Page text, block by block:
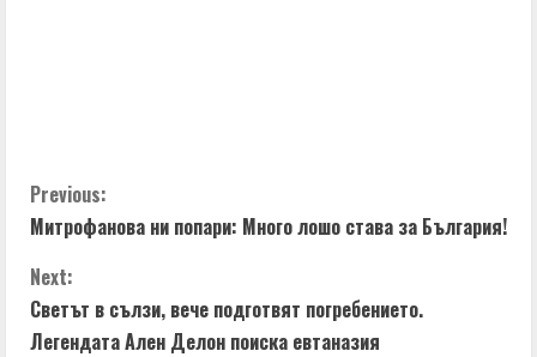
C
o
n
Previous:
Митрофанова ни попари: Много лошо става за България!
Next:
Светът в сълзи, вече подготвят погребението.
Легендата Ален Делон поиска евтаназия